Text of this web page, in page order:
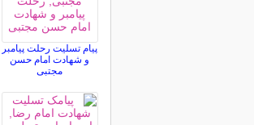
پیام تسلیت رحلت پیامبر
و شهادت امام حسن
مجتبی